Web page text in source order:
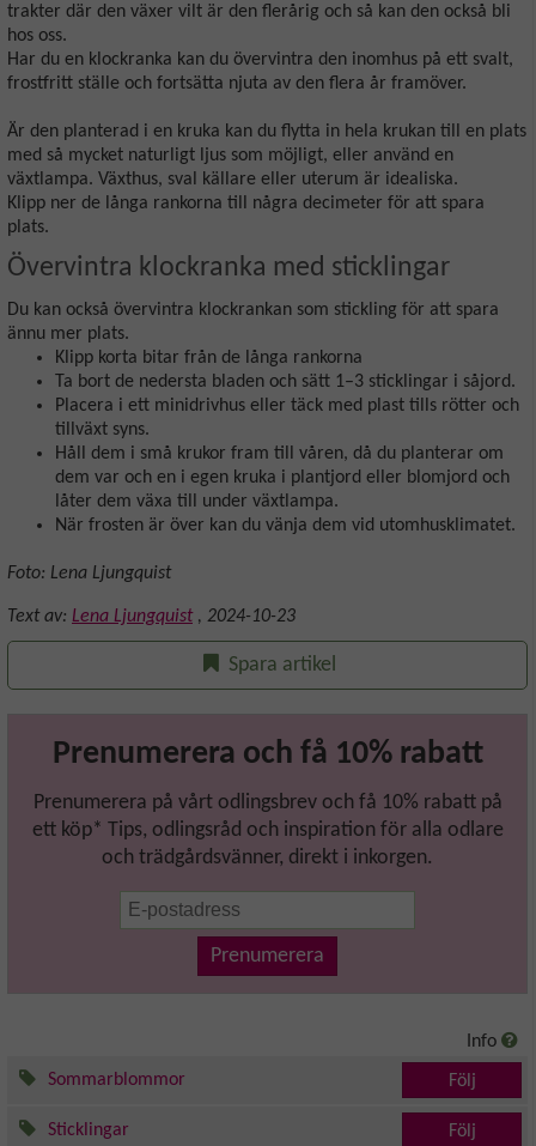
trakter där den växer vilt är den flerårig och så kan den också bli
hos oss.
Har du en klockranka kan du övervintra den inomhus på ett svalt,
frostfritt ställe och fortsätta njuta av den flera år framöver.
Är den planterad i en kruka kan du flytta in hela krukan till en plats
med så mycket naturligt ljus som möjligt, eller använd en
växtlampa. Växthus, sval källare eller uterum är idealiska.
Klipp ner de långa rankorna till några decimeter för att spara
plats.
Övervintra klockranka med sticklingar
Du kan också övervintra klockrankan som stickling för att spara
ännu mer plats.
Klipp korta bitar från de långa rankorna
Ta bort de nedersta bladen och sätt 1–3 sticklingar i såjord.
Placera i ett minidrivhus eller täck med plast tills rötter och
tillväxt syns.
Håll dem i små krukor fram till våren, då du planterar om
dem var och en i egen kruka i plantjord eller blomjord och
låter dem växa till under växtlampa.
När frosten är över kan du vänja dem vid utomhusklimatet.
Foto: Lena Ljungquist
Text av: Lena Ljungquist , 2024-10-23
Spara artikel
Prenumerera och få 10% rabatt
Prenumerera på vårt odlingsbrev och få 10% rabatt på
ett köp* Tips, odlingsråd och inspiration för alla odlare
och trädgårdsvänner, direkt i inkorgen.
Prenumerera
Info
Sommarblommor
Följ
Sticklingar Följ